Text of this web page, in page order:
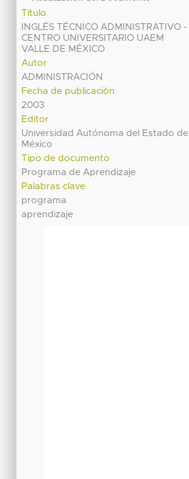
Título
INGLÉS TÉCNICO ADMINISTRATIVO -
CENTRO UNIVERSITARIO UAEM
VALLE DE MÉXICO
Autor
ADMINISTRACIÓN
Fecha de publicación
2003
Editor
Universidad Autónoma del Estado de
México
Tipo de documento
Programa de Aprendizaje
Palabras clave
programa
aprendizaje